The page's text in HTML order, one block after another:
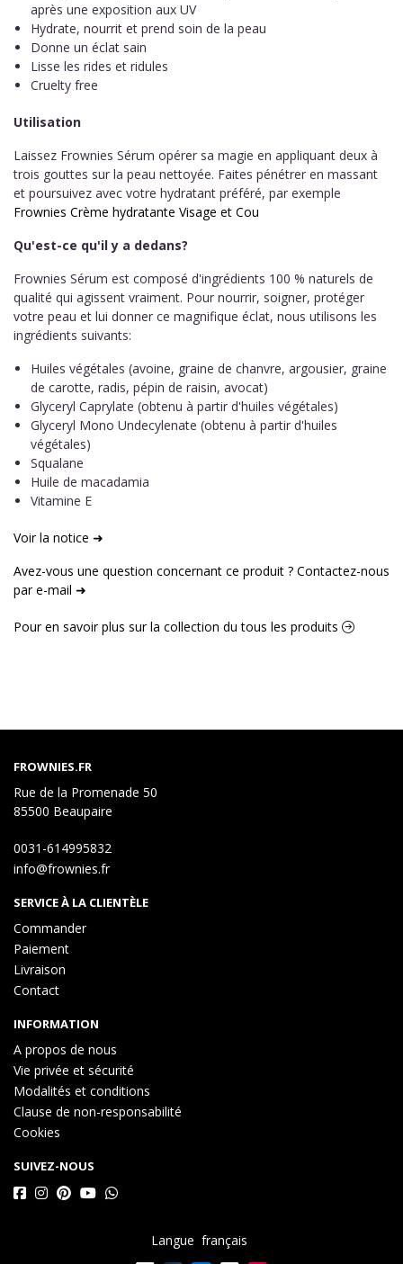
après une exposition aux UV
Hydrate, nourrit et prend soin de la peau
Donne un éclat sain
Lisse les rides et ridules
Cruelty free
Utilisation
Laissez Frownies Sérum opérer sa magie en appliquant deux à
trois gouttes sur la peau nettoyée. Faites pénétrer en massant
et poursuivez avec votre hydratant préféré, par exemple
Frownies Crème hydratante Visage et Cou
Qu'est-ce qu'il y a dedans?
Frownies Sérum est composé d'ingrédients 100 % naturels de
qualité qui agissent vraiment. Pour nourrir, soigner, protéger
votre peau et lui donner ce magnifique éclat, nous utilisons les
ingrédients suivants:
Huiles végétales (avoine, graine de chanvre, argousier, graine
de carotte, radis, pépin de raisin, avocat)
Glyceryl Caprylate (obtenu à partir d'huiles végétales)
Glyceryl Mono Undecylenate (obtenu à partir d'huiles
végétales)
Squalane
Huile de macadamia
Vitamine E
Voir la notice ➜
Avez-vous une question concernant ce produit ? Contactez-nous
par e-mail ➜
Pour en savoir plus sur la collection du tous les produits
FROWNIES.FR
Rue de la Promenade 50
85500 Beaupaire
0031-614995832
info@frownies.fr
SERVICE À LA CLIENTÈLE
Commander
Paiement
Livraison
Contact
INFORMATION
A propos de nous
Vie privée et sécurité
Modalités et conditions
Clause de non-responsabilité
Cookies
SUIVEZ-NOUS
Langue